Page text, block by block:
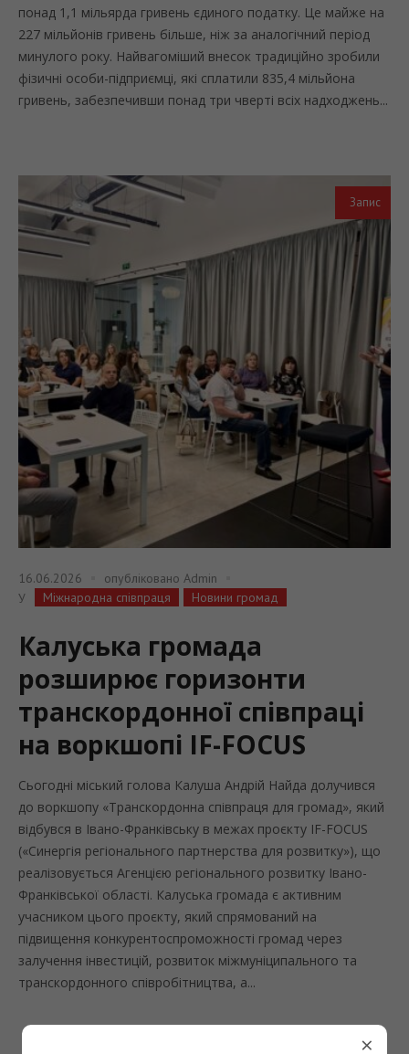
понад 1,1 мільярда гривень єдиного податку. Це майже на
227 мільйонів гривень більше, ніж за аналогічний період
минулого року. Найвагоміший внесок традиційно зробили
фізичні особи-підприємці, які сплатили 835,4 мільйона
гривень, забезпечивши понад три чверті всіх надходжень...
Запис
16.06.2026 опубліковано Admin
У
Міжнародна співпраця Новини громад
Калуська громада
розширює горизонти
транскордонної співпраці
на воркшопі IF-FOCUS
Сьогодні міський голова Калуша Андрій Найда долучився
до воркшопу «Транскордонна співпраця для громад», який
відбувся в Івано-Франківську в межах проєкту IF-FOCUS
(«Синергія регіонального партнерства для розвитку»), що
реалізовується Агенцією регіонального розвитку Івано-
Франківської області. Калуська громада є активним
учасником цього проєкту, який спрямований на
підвищення конкурентоспроможності громад через
залучення інвестицій, розвиток міжмуніципального та
транскордонного співробітництва, а...
×